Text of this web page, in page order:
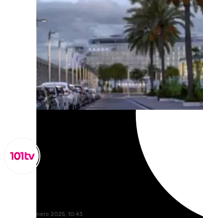
jueves, 23 enero 2025, 10:43